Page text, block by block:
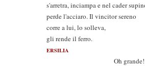
s'arretra, inciampa e nel cader
perde l'acciaro. Il vincitor sereno
corre a lui, lo solleva,
gli rende il ferro.
ERSILIA
Oh grande!